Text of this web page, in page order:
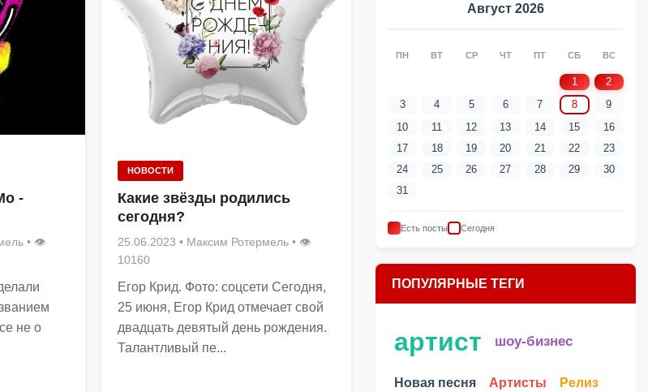
-
• 👁
не о
НОВОСТИ
Какие звёзды родились
сегодня?
25.06.2023 • Максим Ротермель • 👁
10160
Егор Крид. Фото: соцсети Сегодня,
25 июня, Егор Крид отмечает свой
двадцать девятый день рождения.
Талантливый пе...
Август 2026
ПН ВТ СР ЧТ ПТ СБ ВС
1
2
3
4 5 6 7 8
9
10
11 12 13 14 15
16
17
18 19 20 21 22
23
24
25 26 27 28 29
30
31
Есть посты Сегодня
ПОПУЛЯРНЫЕ ТЕГИ
артист шоу-бизнес
Новая песня Артисты Релиз